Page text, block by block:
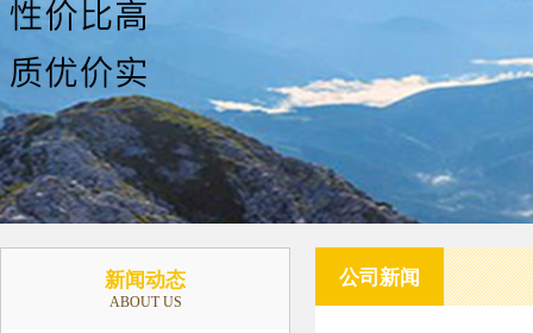
新闻动态
ABOUT US
公司新闻